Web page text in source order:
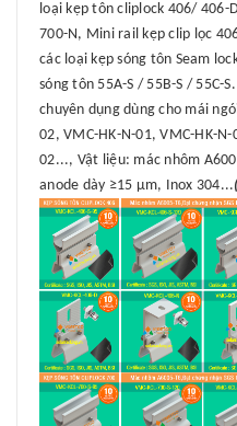
loại kẹp tôn cliplock 406/ 406-
700-N, Mini rail kẹp clip lọc
các loại kẹp sóng tôn Seam
sóng tôn 55A-S / 55B-S / 55C-
chuyên dụng dùng cho mái
02, VMC-HK-N-01, VMC-HK-
02..., Vật liệu: mác nhôm
anode dày ≥15 μm, Inox 304...